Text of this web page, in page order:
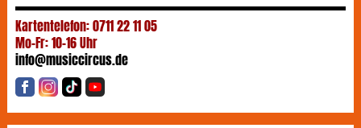
Kartentelefon: 0711 22 11 05
Mo-Fr: 10-16 Uhr
info@musiccircus.de